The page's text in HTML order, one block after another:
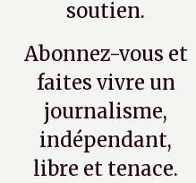
soutien.
Abonnez-vous et
faites vivre un
journalisme,
indépendant,
libre et tenace.